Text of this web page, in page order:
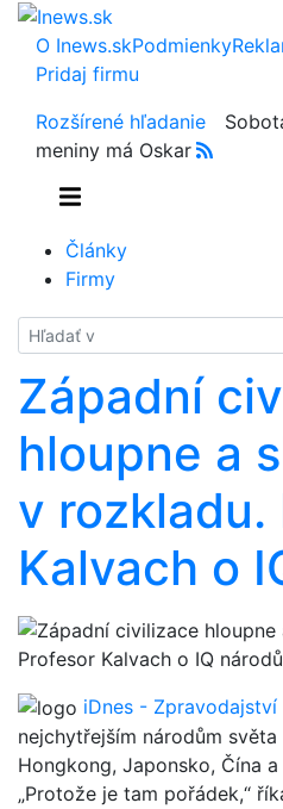
O Inews.skPodmienky
Pridaj firmu
Rozšírené hľadanie
meniny má Oskar
Články
Firmy
Hladať
Západní
hloupne a
v rozkladu.
Kalvach o
iDnes - Zpravodajství
nejchytřejším národům
Hongkong, Japonsko, Čína
„Protože je tam pořádek,“